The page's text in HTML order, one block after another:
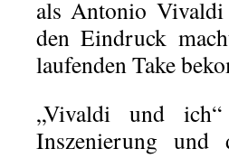
als Antonio Vivaldi
den Eindruck
laufenden Take
„Vivaldi und
Inszenierung und